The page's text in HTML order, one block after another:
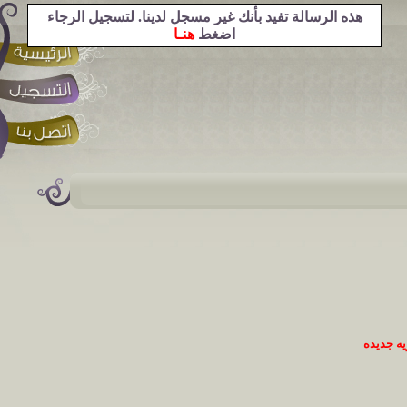
جديده
هذه الرسالة تفيد بأنك غير مسجل لدينا. لتسجيل الرجاء
اضغط هنـا